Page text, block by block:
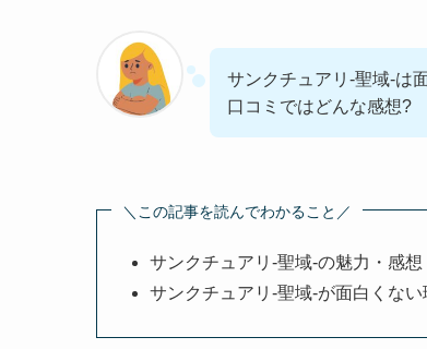
サンクチュアリ-聖域-は
口コミではどんな感想?
＼この記事を読んでわかること／
サンクチュアリ-聖域-の魅力・感想
サンクチュアリ-聖域-が面白くない